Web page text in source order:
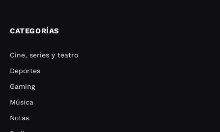
CATEGORÍAS
Cine, series y teatro
Deportes
Gaming
Música
Notas